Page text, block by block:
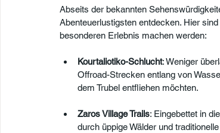
Abseits der bekannten
Abenteuerlustigsten entdecken. Hier
besonderen Erlebnis machen werden:
Kourtaliotiko-Schlucht: Weniger
Offroad-Strecken entlang von
dem Trubel entfliehen möchten.
Zaros Village Trails: Eingebettet in
durch üppige Wälder und